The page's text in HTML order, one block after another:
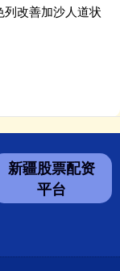
改善加沙人道状
新疆股票配资
平台